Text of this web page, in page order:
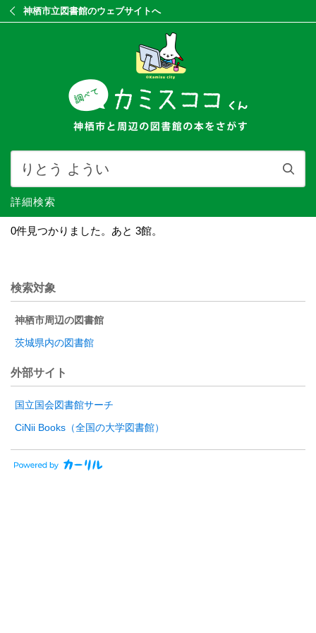
神栖市立図書館のウェブサイトへ
詳細検索
0件見つかりました。あと 3館。
検索対象
神栖市周辺の図書館
茨城県内の図書館
外部サイト
国立国会図書館サーチ
CiNii Books（全国の大学図書館）